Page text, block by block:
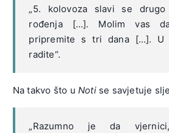
„5. kolovoza slavi se
rođenja […]. Molim vas
pripremite s tri dana […]. U
radite“.
Na takvo što u Notise savjetuje
„Razumno je da